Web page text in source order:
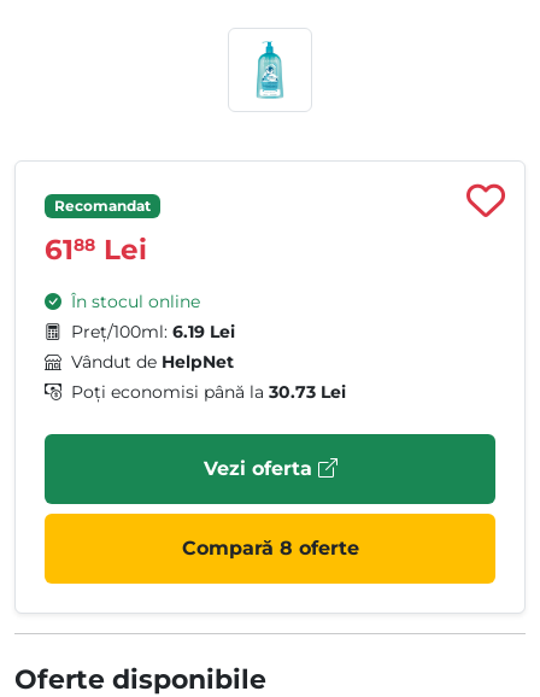
Recomandat
6188 Lei
În stocul online
Preț/100ml: 6.19 Lei
Vândut de HelpNet
Poți economisi până la 30.73 Lei
Vezi oferta
Compară 8 oferte
Oferte disponibile